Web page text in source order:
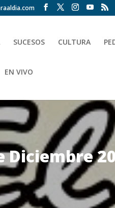
SUCESOS CULTURA
EN VIVO
Diciembre